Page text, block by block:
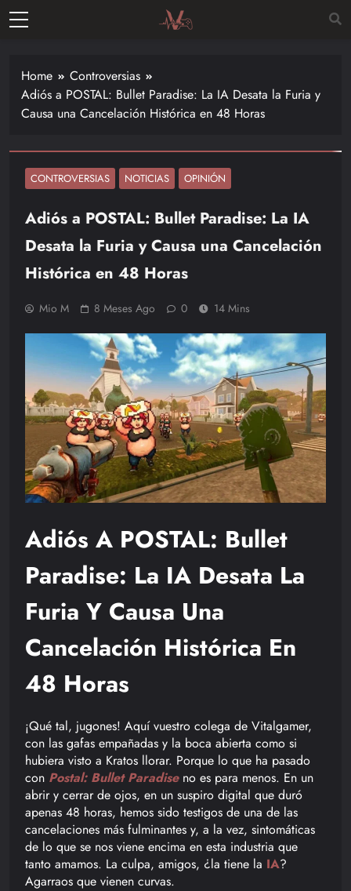
Skip
de las
últimas
novedades
los
–
Playstac
Home
Controversias
Adiós a POSTAL: Bullet Paradise: La IA Desata la Furia y
Causa una Cancelación Histórica en 48 Horas
CONTROVERSIAS NOTICIAS OPINIÓN
Adiós a POSTAL: Bullet Paradise: La IA
Desata la Furia y Causa una Cancelación
Histórica en 48 Horas
Mio M 8 Meses Ago 0 14 Mins
Adiós A POSTAL: Bullet
Paradise: La IA Desata La
Furia Y Causa Una
Cancelación Histórica En
48 Horas
¡Qué tal, jugones! Aquí vuestro colega de Vitalgamer,
con las gafas empañadas y la boca abierta como si
hubiera visto a Kratos llorar. Porque lo que ha pasado
con Postal: Bullet Paradiseno es para menos. En un
abrir y cerrar de ojos, en un suspiro digital que duró
apenas 48 horas, hemos sido testigos de una de las
cancelaciones más fulminantes y, a la vez, sintomáticas
de lo que se nos viene encima en esta industria que
tanto amamos. La culpa, amigos, ¿la tiene la IA?
Agarraos que vienen curvas.